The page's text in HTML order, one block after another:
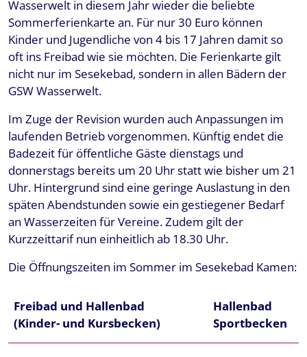
Wasserwelt in diesem Jahr wieder die beliebte
Sommerferienkarte an. Für nur 30 Euro können
Kinder und Jugendliche von 4 bis 17 Jahren damit so
oft ins Freibad wie sie möchten. Die Ferienkarte gilt
nicht nur im Sesekebad, sondern in allen Bädern der
GSW Wasserwelt.
Im Zuge der Revision wurden auch Anpassungen im
laufenden Betrieb vorgenommen. Künftig endet die
Badezeit für öffentliche Gäste dienstags und
donnerstags bereits um 20 Uhr statt wie bisher um 21
Uhr. Hintergrund sind eine geringe Auslastung in den
späten Abendstunden sowie ein gestiegener Bedarf
an Wasserzeiten für Vereine. Zudem gilt der
Kurzzeittarif nun einheitlich ab 18.30 Uhr.
Die Öffnungszeiten im Sommer im Sesekebad Kamen:
Freibad und Hallenbad
(Kinder- und Kursbecken)
Hallenbad
Sportbecken